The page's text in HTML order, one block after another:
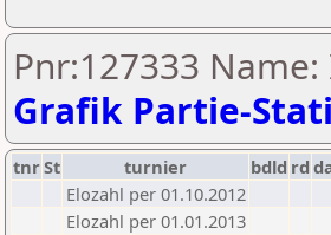
Pnr:127333
Grafik Partie-
tnrSt turnier bdld rd
Elozahl per 01.10.2012
Elozahl per 01.01.2013